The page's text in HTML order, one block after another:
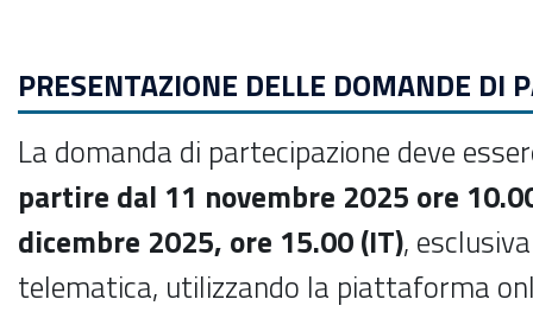
PRESENTAZIONE DELLE DOMANDE DI
La domanda di partecipazione deve
partire dal 11 novembre 2025 ore
dicembre 2025, ore 15.00 (IT),
telematica, utilizzando la piattaforma